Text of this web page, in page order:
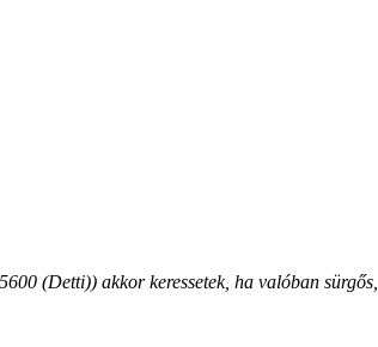
(Detti)) akkor keressetek, ha valóban